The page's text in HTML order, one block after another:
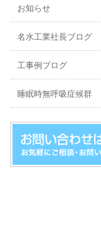
お知らせ
名水工業社長ブログ
工事例ブログ
睡眠時無呼吸症候群